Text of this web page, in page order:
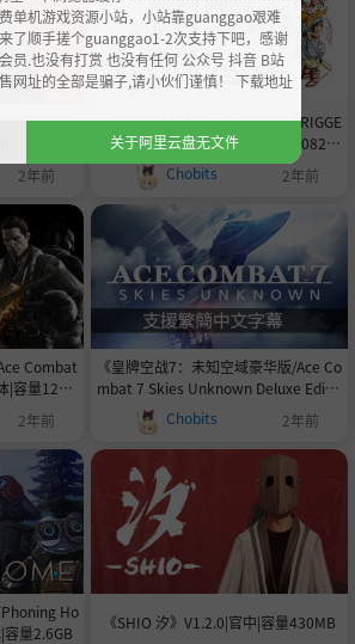
官方
2年前
《时空之轮限制版（CHRONO TRIGGE
R LIMITED EDITION）》V20230829|
官中|容量860MB
Chobits 2年前
Combat
容量12GB
BGM
2年前
《皇牌空战7：未知空域豪华版/Ace Co
mbat 7 Skies Unknown Deluxe Editio
n》v2.3.0.13官中简体|容量赠多项修改
器|赠初始存档|74首BGM
Chobits 2年前
Ho
量2.6GB
《SHIO 汐》V1.2.0|官中|容量430MB
单机游戏资源小站，小站靠guanggao艰难
了顺手搓个guanggao1-2次支持下吧，感谢
员.也没有打赏 也没有任何 公众号 抖音 B站
网址的全部是骗子,请小伙们谨慎！ 下载地址
关于阿里云盘无文件